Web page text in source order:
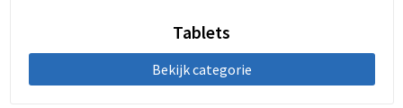
Tablets
Bekijk categorie